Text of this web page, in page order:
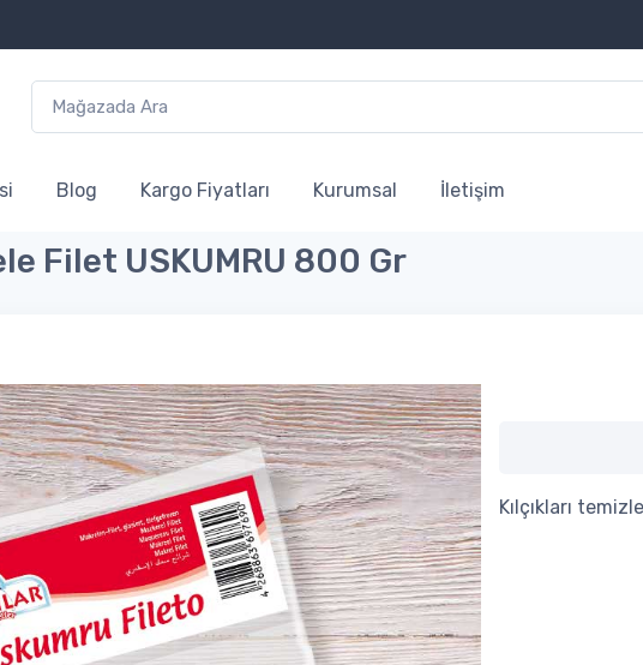
Blog Kargo Fiyatları Kurumsal İletişim
Filet USKUMRU 800 Gr
Kılçıkları